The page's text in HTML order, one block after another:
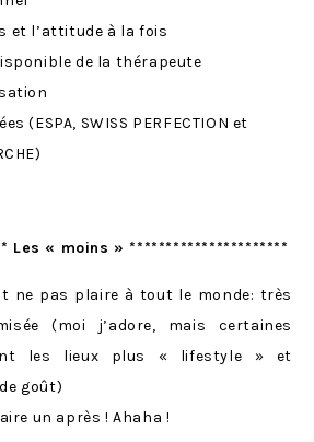
et l’attitude à la fois
de la thérapeute
(ESPA, SWISS PERFECTION et
Les « moins » **********************
ne pas plaire à tout le monde: très
(moi j’adore, mais certaines
les lieux plus « lifestyle » et
goût)
un après ! Ahaha !